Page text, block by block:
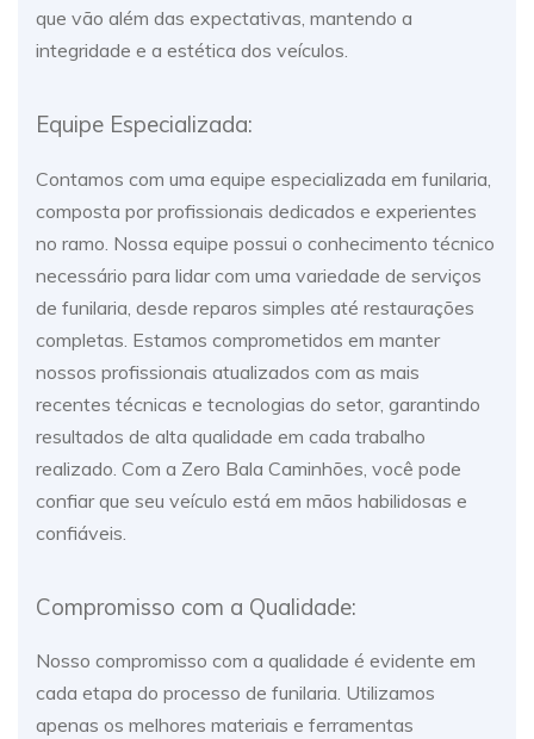
que vão além das expectativas, mantendo a
integridade e a estética dos veículos.
Equipe Especializada:
Contamos com uma equipe especializada em funilaria,
composta por profissionais dedicados e experientes
no ramo. Nossa equipe possui o conhecimento técnico
necessário para lidar com uma variedade de serviços
de funilaria, desde reparos simples até restaurações
completas. Estamos comprometidos em manter
nossos profissionais atualizados com as mais
recentes técnicas e tecnologias do setor, garantindo
resultados de alta qualidade em cada trabalho
realizado. Com a Zero Bala Caminhões, você pode
confiar que seu veículo está em mãos habilidosas e
confiáveis.
Compromisso com a Qualidade:
Nosso compromisso com a qualidade é evidente em
cada etapa do processo de funilaria. Utilizamos
apenas os melhores materiais e ferramentas